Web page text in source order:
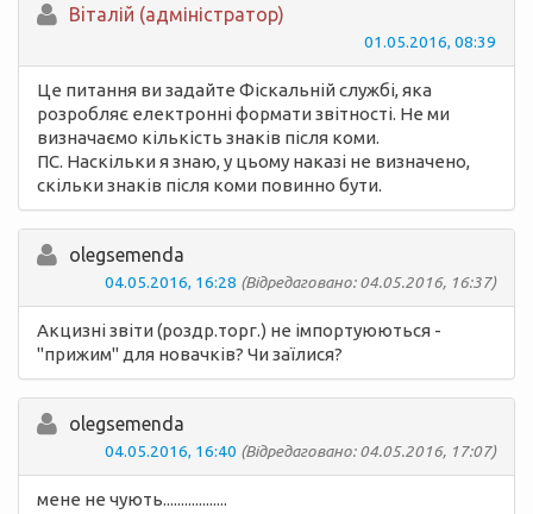
Вiталій (адміністратор)
01.05.2016, 08:39
Це питання ви задайте Фіскальній службі, яка
розробляє електронні формати звітності. Не ми
визначаємо кількість знаків після коми.
ПС. Наскільки я знаю, у цьому наказі не визначено,
скільки знаків після коми повинно бути.
olegsemenda
04.05.2016, 16:28 (Відредаговано: 04.05.2016, 16:37)
Акцизні звіти (роздр.торг.) не імпортуюються -
"прижим" для новачків? Чи заїлися?
olegsemenda
04.05.2016, 16:40 (Відредаговано: 04.05.2016, 17:07)
мене не чують..................